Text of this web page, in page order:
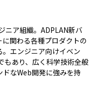
ニア組織。ADPLAN新バ
関わる各種プロダクトの
エンジニア向けイベン
あり、広く科学技術全般
なWeb開発に強みを持